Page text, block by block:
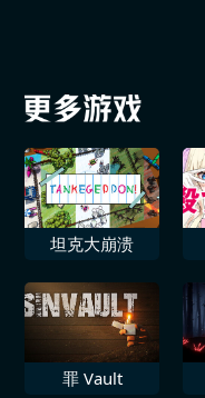
坦克大崩溃
罪 Vault